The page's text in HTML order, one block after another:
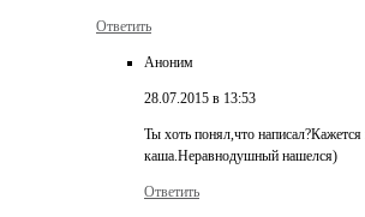
Ответить
Аноним
28.07.2015 в 13:53
Ты хоть понял,что
каша.Неравнодушный нашелся)
Ответить